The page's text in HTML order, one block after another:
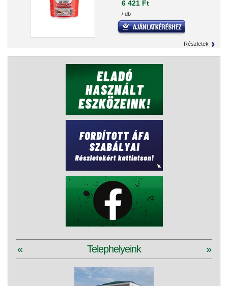
6 421 Ft
/ db
Részletek
Telephelyeink
« »